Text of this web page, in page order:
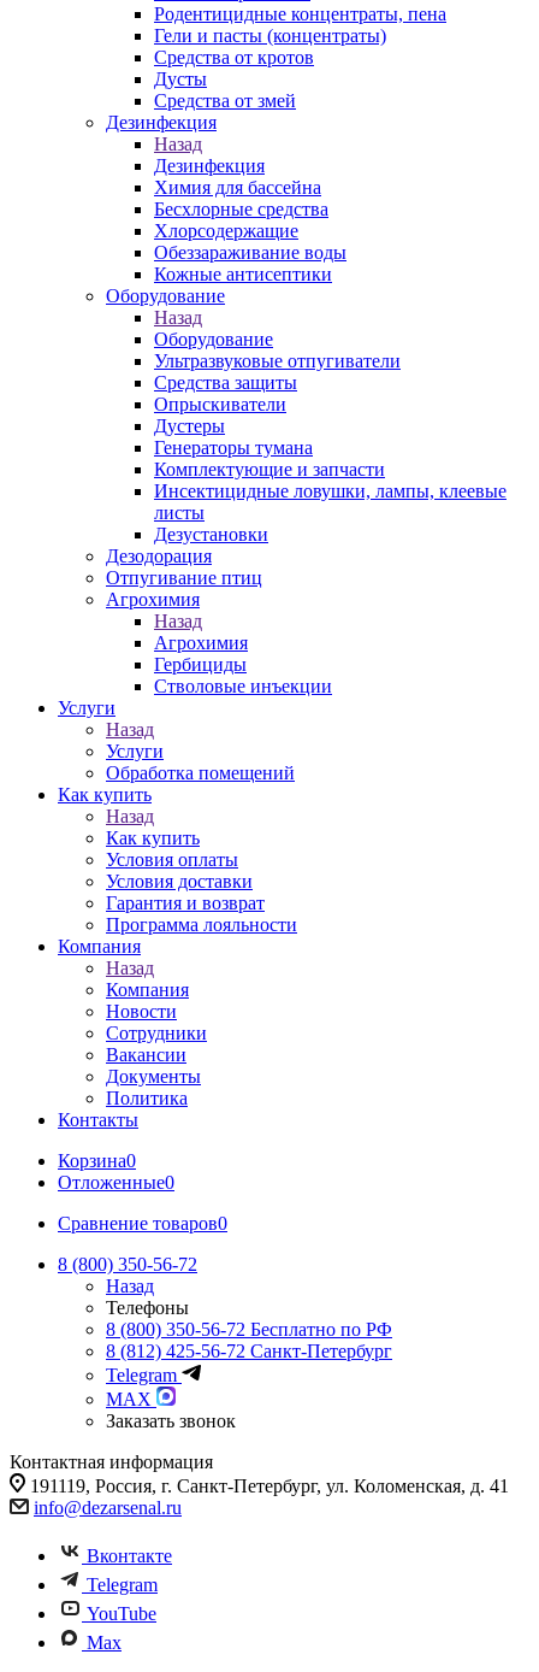
Родентицидные концентраты, пена
Гели и пасты (концентраты)
Средства от кротов
Дусты
Средства от змей
Дезинфекция
Назад
Дезинфекция
Химия для бассейна
Бесхлорные средства
Хлорсодержащие
Обеззараживание воды
Кожные антисептики
Оборудование
Назад
Оборудование
Ультразвуковые отпугиватели
Средства защиты
Опрыскиватели
Дустеры
Генераторы тумана
Комплектующие и запчасти
Инсектицидные ловушки, лампы, клеевые
листы
Дезустановки
Дезодорация
Отпугивание птиц
Агрохимия
Назад
Агрохимия
Гербициды
Стволовые инъекции
Услуги
Назад
Услуги
Обработка помещений
Как купить
Назад
Как купить
Условия оплаты
Условия доставки
Гарантия и возврат
Программа лояльности
Компания
Назад
Компания
Новости
Сотрудники
Вакансии
Документы
Политика
Контакты
Корзина0
Отложенные0
Сравнение товаров0
8 (800) 350-56-72
Назад
Телефоны
8 (800) 350-56-72 Бесплатно по РФ
8 (812) 425-56-72 Санкт-Петербург
Telegram
MAX
Заказать звонок
Контактная информация
191119, Россия, г. Санкт-Петербург, ул. Коломенская, д. 41
info@dezarsenal.ru
Вконтакте
Telegram
YouTube
Max